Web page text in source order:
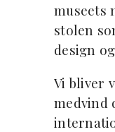
museets
stolen
design
Vi bliver
medvind